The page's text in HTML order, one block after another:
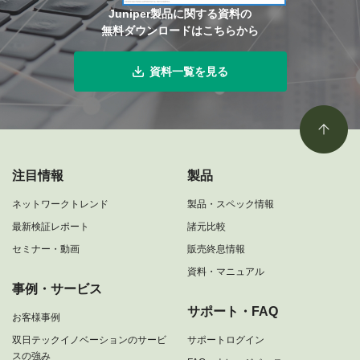
Juniper製品に関する資料の
無料ダウンロードはこちらから
資料一覧を見る
注目情報
ネットワークトレンド
最新検証レポート
セミナー・動画
事例・サービス
お客様事例
双日テックイノベーションのサービ
スの強み
製品
製品・スペック情報
諸元比較
販売終息情報
資料・マニュアル
サポート・FAQ
サポートログイン